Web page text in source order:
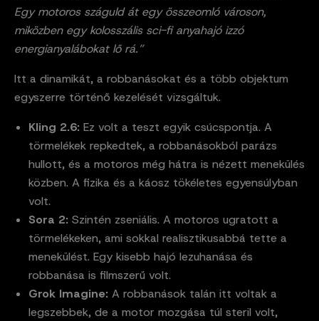
Egy motoros száguld át egy összeomló városon,
miközben egy kolosszális sci-fi anyahajó izzó
energianyalábokat lő rá.”
Itt a dinamikát, a robbanásokat és a több objektum
egyszerre történő kezelését vizsgáltuk.
Kling 2.6: Ez volt a teszt egyik csúcspontja. A
törmelékek repkedtek, a robbanásokból parázs
hullott, és a motoros még hátra is nézett menekülés
közben. A fizika és a káosz tökéletes egyensúlyban
volt.
Sora 2: Szintén zseniális. A motoros ugratott a
törmelékeken, ami sokkal realisztikusabbá tette a
menekülést. Egy kisebb hajó lezuhanása és
robbanása is filmszerű volt.
Grok Imagine: A robbanások talán itt voltak a
legszebbek, de a motor mozgása túl steril volt,